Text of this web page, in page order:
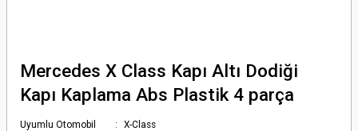
Mercedes X Class Kapı Altı Dodiği
Kapı Kaplama Abs Plastik 4 parça
Uyumlu Otomobil
X-Class